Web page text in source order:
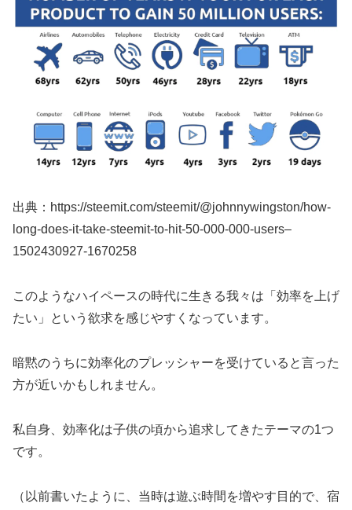
出典：https://steemit.com/steemit/@johnnywingston/how-
long-does-it-take-steemit-to-hit-50-000-000-users–
1502430927-1670258
このようなハイペースの時代に生きる我々は「効率を上げ
たい」という欲求を感じやすくなっています。
暗黙のうちに効率化のプレッシャーを受けていると言った
方が近いかもしれません。
私自身、効率化は子供の頃から追求してきたテーマの1つ
です。
（以前書いたように、当時は遊ぶ時間を増やす目的で、宿